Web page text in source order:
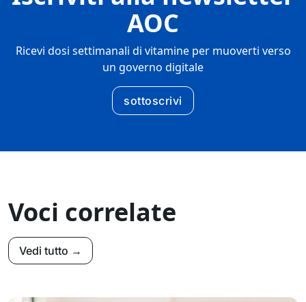
AOC
Ricevi dosi settimanali di vitamine per muoverti verso
un governo digitale
sottoscrivi
Voci correlate
Vedi tutto →